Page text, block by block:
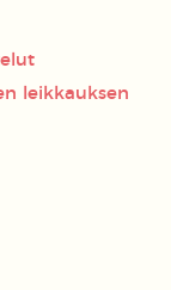
leikkauksen